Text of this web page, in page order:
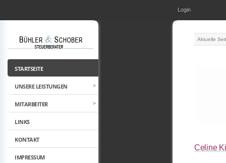
Login
STARTSEITE
UNSERE LEISTUNGEN
MITARBEITER
LINKS
KONTAKT
IMPRESSUM
Aktuelle
Celine